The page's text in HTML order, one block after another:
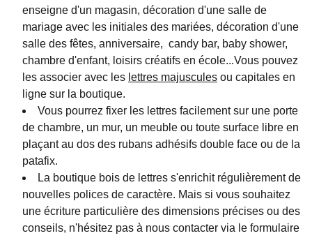
enseigne d'un magasin, décoration d'une salle de
mariage avec les initiales des mariées, décoration d'une
salle des fêtes, anniversaire, candy bar, baby shower,
chambre d'enfant, loisirs créatifs en école...Vous pouvez
les associer avec les lettres majuscules ou capitales en
ligne sur la boutique.
Vous pourrez fixer les lettres facilement sur une porte
de chambre, un mur, un meuble ou toute surface libre en
plaçant au dos des rubans adhésifs double face ou de la
patafix.
La boutique bois de lettres s'enrichit régulièrement de
nouvelles polices de caractère. Mais si vous souhaitez
une écriture particulière des dimensions précises ou des
conseils, n'hésitez pas à nous contacter via le formulaire